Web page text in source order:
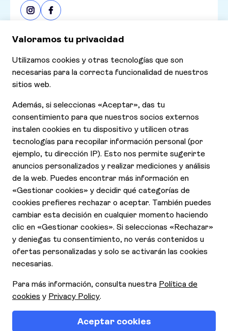
Consultar nuestras últimas ofertas
Ofertas
Contáctanos
Declaración de Accesibilidad
Aviso de Privacidad
Cookies
Contrato y condiciones generales
Quienes somos
Responsabilidad Social Corporativa
Condiciones y términos de uso
Seguros